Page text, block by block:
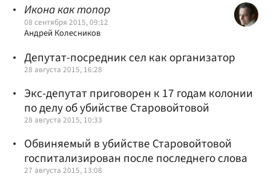
Икона как топор
08 сентября 2015, 09:12
Андрей Колесников
Депутат-посредник сел как организатор
28 августа 2015, 16:28
Экс-депутат приговорен к 17 годам колонии
по делу об убийстве Старовойтовой
28 августа 2015, 10:33
Обвиняемый в убийстве Старовойтовой
госпитализирован после последнего слова
27 августа 2015, 13:08